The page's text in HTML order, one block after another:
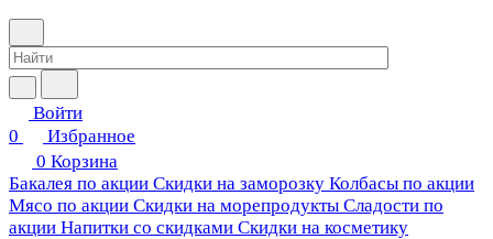
Войти
0
Избранное
0 Корзина
Бакалея по акции Скидки на заморозку Колбасы по акции
Мясо по акции Скидки на морепродукты Сладости по
акции Напитки со скидками Скидки на косметику